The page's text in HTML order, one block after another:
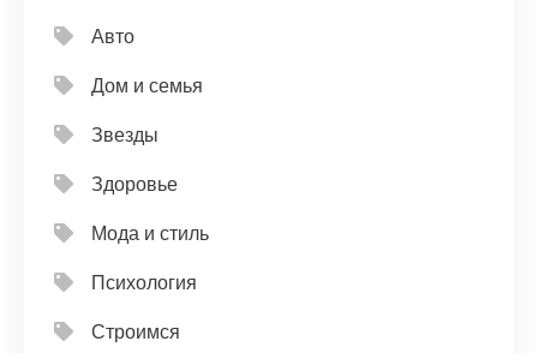
Авто
Дом и семья
Звезды
Здоровье
Мода и стиль
Психология
Строимся